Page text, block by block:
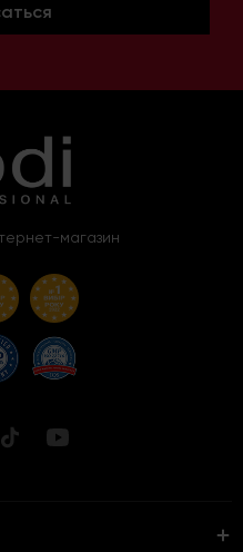
магазин